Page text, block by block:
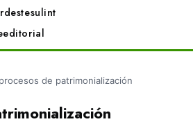
sulint
editorial
procesos de patrimonialización